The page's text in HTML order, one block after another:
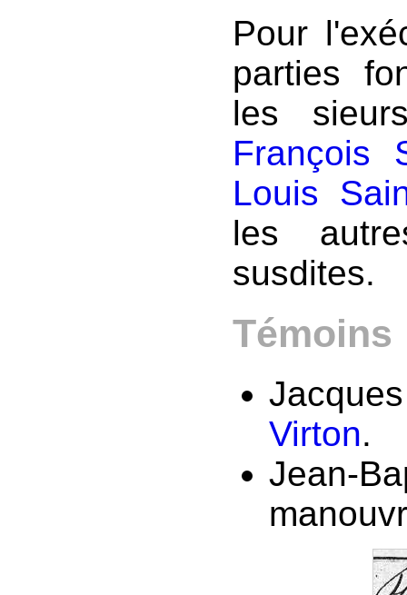
Pour
parties
les
François
Louis
les
susdites.
Témoins
Virton.
Jean-